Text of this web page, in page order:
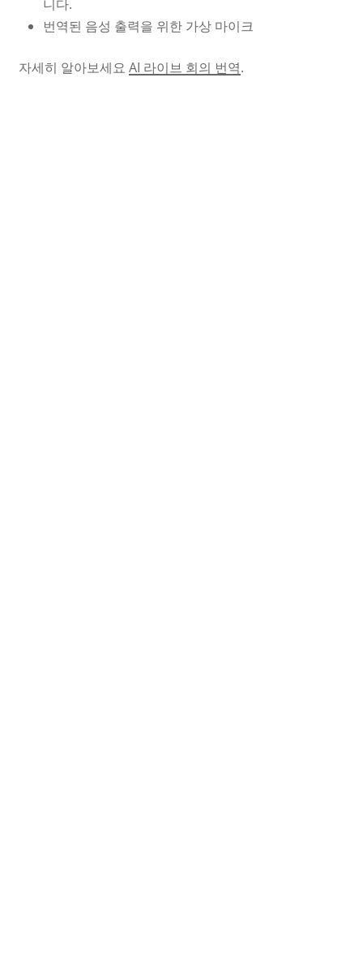
니다.
번역된 음성 출력을 위한 가상 마이크
자세히 알아보세요 AI 라이브 회의 번역.